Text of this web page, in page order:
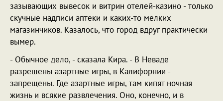
зазывающих вывесок и витрин отелей-казино - только
скучные надписи аптеки и каких-то мелких
магазинчиков. Казалось, что город вдруг практически
вымер.
- Обычное дело, - сказала Кира. - В Неваде
разрешены азартные игры, в Калифорнии -
запрещены. Где азартные игры, там кипят ночная
жизнь и всякие развлечения. Оно, конечно, и в